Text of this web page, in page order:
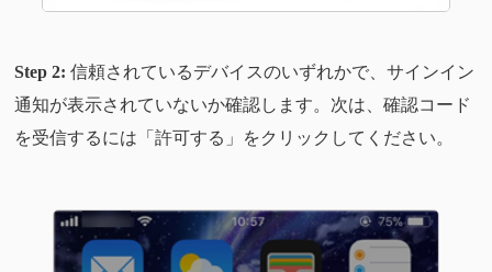
Step 2: 信頼されているデバイスのいずれかで、サインイン
通知が表示されていないか確認します。次は、確認コード
を受信するには「許可する」をクリックしてください。